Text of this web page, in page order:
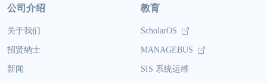
公司介绍
关于我们
招贤纳士
新闻
教育
ScholarOS
MANAGEBUS
SIS 系统运维